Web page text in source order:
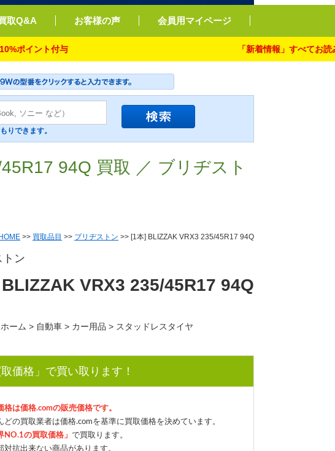
取Q&A お客様の声 会員用マイページ
ト付与 「新着情報」すべてお読み下さい
りできます。
94Q 買取 ／ ブリヂスト
HOME >> 買取品目 >> ブリヂストン >> [1本] BLIZZAK VRX3 235/45R17 94Q
トン
VRX3 235/45R17 94Q
ーム > 自動車 > カー用品 > スタッドレスタイヤ
価格」で買い取ります！
格は価格.comの販売価格です。
どの買取業者は価格.comを基準に買取価格を決めています。
NO.1の買取価格」 で買取ります。
対抗出来ない商品があります。